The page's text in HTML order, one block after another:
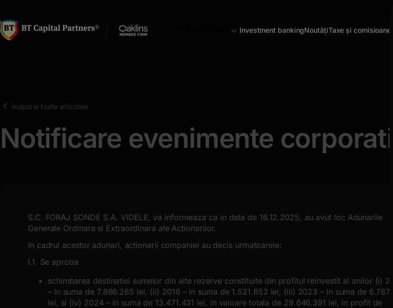
Investment bankingNoutățiTaxe și comisioane
Înapoi la toate articolele
Notificare evenimente
S.C. FORAJ SONDE S.A. VIDELE, va informeaza ca in data de 16.12.2025, au avut loc Adunarile
Generale Ordinara si Extraordinara ale Actionarilor.
In cadrul acestor adunari, actionarii companiei au decis urmatoarele:
I.1. Se aproba
schimbarea destinatiei sumelor din alte rezerve constituite din profitul reinvestit al anilor (i)
– in suma de 7.866.265 lei, (ii) 2018 – in suma de 1.521.652 lei, (iii) 2023 – in suma de
lei, si (iv) 2024 – in suma de 13.471.431 lei, in valoare totala de 29.646.391 lei, in profit de